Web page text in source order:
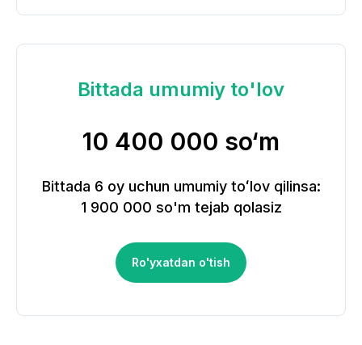
Bittada umumiy to'lov
10 400 000 so‘m
Bittada 6 oy uchun umumiy toʻlov qilinsa:
1 900 000 so'm tejab qolasiz
Ro'yxatdan o'tish